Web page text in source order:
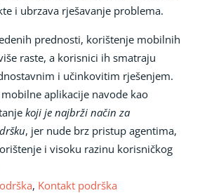
i ubrzava rješavanje problema.
prednosti, korištenje mobilnih
raste, a korisnici ih smatraju
i učinkovitim rješenjem.
aplikacije navode kao
koji je najbrži način za
, jer nude brz pristup agentima,
i visoku razinu korisničkog
, Kontakt podrška